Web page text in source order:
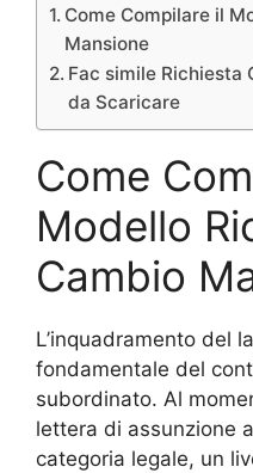
Come Compilare il
Mansione
Fac simile Richiesta
da Scaricare
Come
Modello
Cambio
L’inquadramento del
fondamentale del
subordinato. Al
lettera di assunzione
categoria legale, un